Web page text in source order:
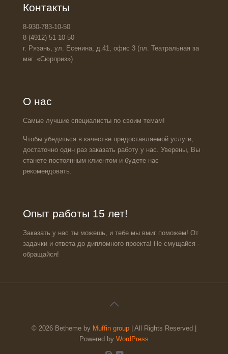
Контакты
8-930-783-10-50
8 (4912) 51-10-50
г. Рязань, ул. Есенина, д.41, офис 3 (пл. Театральная за
маг. «Сюрприз»)
О нас
Самые лучшие специалисты по своим темам!
Чтобы убедиться в качестве предоставляемой услуги,
достаточно один раз заказать работу у нас. Уверены, Вы
станете постоянным клиентом и будете нас
рекомендовать.
Опыт работы 15 лет!
Заказать у нас ты можешь, и тебе мы вмиг поможем! От
задачки и ответа до дипломного проекта! Не смущайся -
обращайся!
© 2026 Betheme by Muffin group | All Rights Reserved |
Powered by WordPress